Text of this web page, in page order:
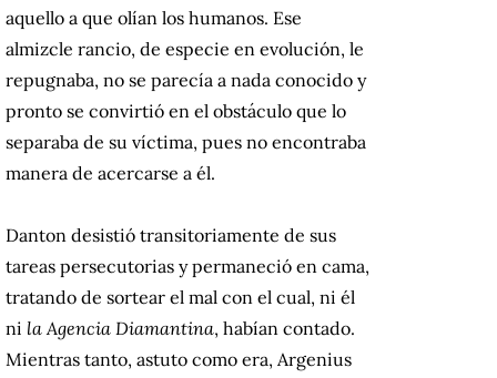
aquello a que olían los humanos. Ese
almizcle rancio, de especie en evolución, le
repugnaba, no se parecía a nada conocido y
pronto se convirtió en el obstáculo que lo
separaba de su víctima, pues no encontraba
manera de acercarse a él.
Danton desistió transitoriamente de sus
tareas persecutorias y permaneció en cama,
tratando de sortear el mal con el cual, ni él
ni la Agencia Diamantina, habían contado.
Mientras tanto, astuto como era, Argenius